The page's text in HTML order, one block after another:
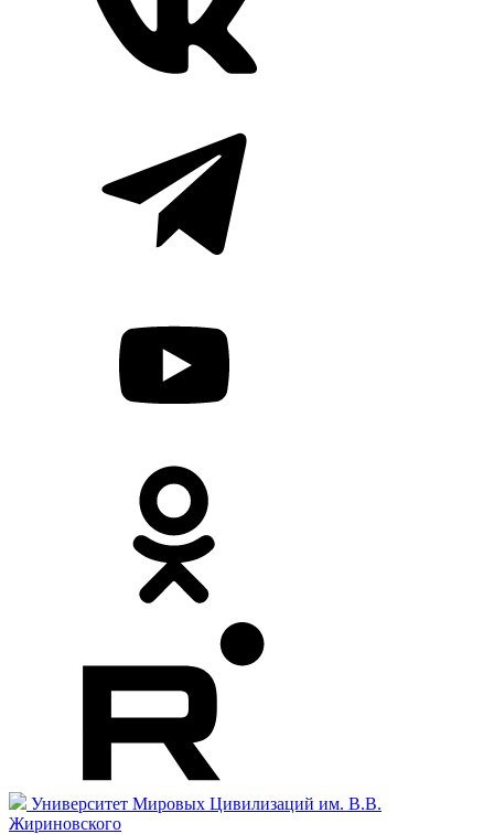
Университет Мировых Цивилизаций им. В.В.
Жириновского